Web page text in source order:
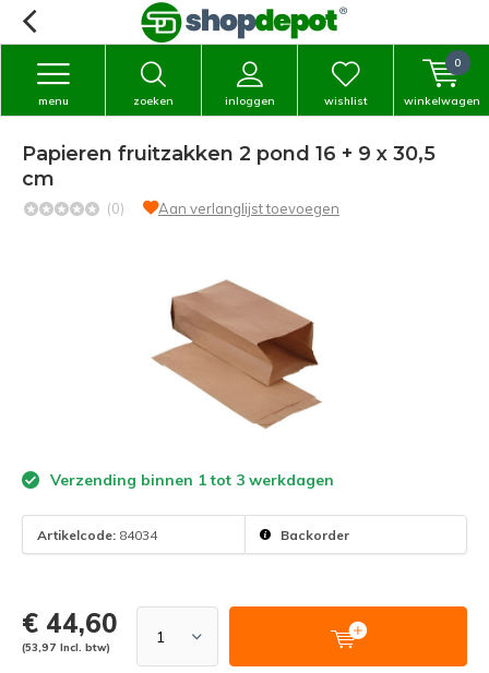
zoeken inloggen
menu wishlist winkelwagen
0
Papieren fruitzakken 2 pond 16 + 9 x 30,5
cm
(0) Aan verlanglijst toevoegen
Verzending binnen 1 tot 3 werkdagen
Artikelcode: 84034 Backorder
€ 44,60
(53,97 Incl. btw)